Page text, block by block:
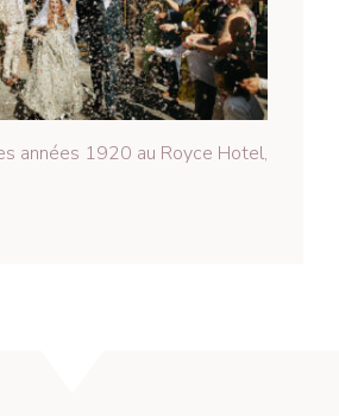
années 1920 au Royce Hotel,